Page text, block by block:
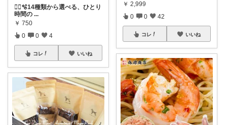
🏃‍♀️🫧14種類から選べる、ひとり
時間の ...
￥ 750
0 0 4
コレ いいね
￥ 2,999
0 0 42
コレ いいね